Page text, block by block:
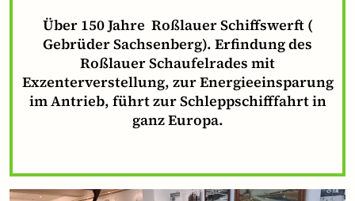
Über 150 Jahre Roßlauer Schiffswerft (
Gebrüder Sachsenberg). Erfindung des
Roßlauer Schaufelrades mit
Exzenterverstellung, zur Energieeinsparung
im Antrieb, führt zur Schleppschifffahrt in
ganz Europa.